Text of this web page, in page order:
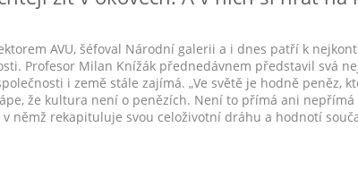
AVU, šéfoval Národní galerii a i dnes patří k
Profesor Milan Knížák přednedávnem představil svá
i země stále zajímá. „Ve světě je hodně peněz,
že kultura není o penězích. Není to přímá ani nepřímá
němž rekapituluje svou celoživotní dráhu a hodnotí